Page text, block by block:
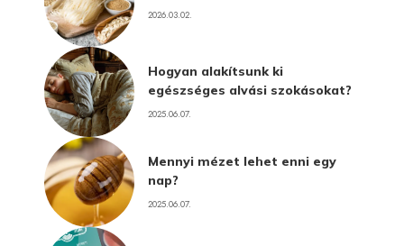
2026.03.02.
Hogyan alakítsunk ki
egészséges alvási szokásokat?
2025.06.07.
Mennyi mézet lehet enni egy
nap?
2025.06.07.